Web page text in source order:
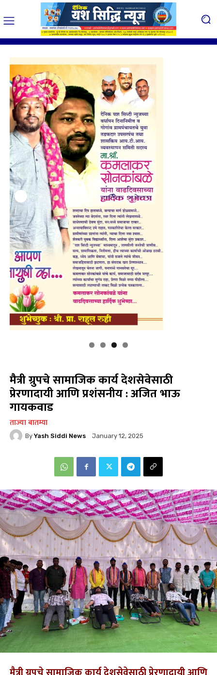
मैत्री ग्रुपचे सामाजिक कार्य देशसेवेसाठी
प्रेरणादायी आणि प्रशंसनीय : अजित भाऊ
गायकवाड
ताज्या बातम्या
By Yash Siddi News January 12, 2025